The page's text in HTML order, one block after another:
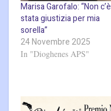
Marisa Garofalo: “Non c’è
stata giustizia per mia
sorella”
24 Novembre 2025
In "Dioghenes APS"